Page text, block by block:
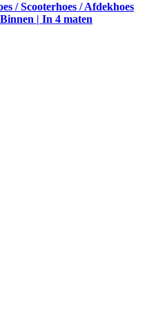
/ Scooterhoes / Afdekhoes
| In 4 maten